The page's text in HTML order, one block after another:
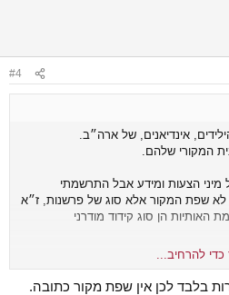
#4
אינדיאנים, של ארה״ב.
המקורי שלהם.
מיני הצעות ומידע אבל התרשמתי
שפת המקור אלא סוג של פרשנות, ז״א
הן סוג קידוד מודרני
להרחיב...
בלבד לכן אין שפת מקור כתובה.